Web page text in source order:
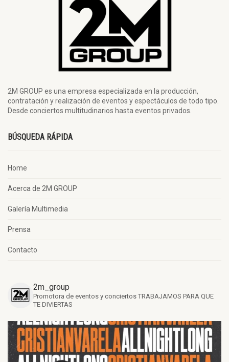
2M GROUP es una empresa especializada en la producción,
contratación y realización de eventos y espectáculos de todo tipo.
Desde conciertos multitudinarios hasta eventos privados.
BÚSQUEDA RÁPIDA
Home
Acerca de 2M GROUP
Galería Multimedia
Prensa
Contacto
2m_group
Promotora de eventos y conciertos TRABAJAMOS PARA QUE
TE DIVIERTAS